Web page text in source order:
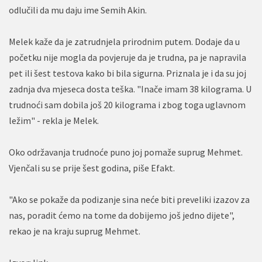
odlučili da mu daju ime Semih Akin.
Melek kaže da je zatrudnjela prirodnim putem. Dodaje da u
početku nije mogla da povjeruje da je trudna, pa je napravila
pet ili šest testova kako bi bila sigurna. Priznala je i da su joj
zadnja dva mjeseca dosta teška. "Inače imam 38 kilograma. U
trudnoći sam dobila još 20 kilograma i zbog toga uglavnom
ležim" - rekla je Melek.
Oko održavanja trudnoće puno joj pomaže suprug Mehmet.
Vjenčali su se prije šest godina, piše Efakt.
"Ako se pokaže da podizanje sina neće biti preveliki izazov za
nas, poradit ćemo na tome da dobijemo još jedno dijete",
rekao je na kraju suprug Mehmet.